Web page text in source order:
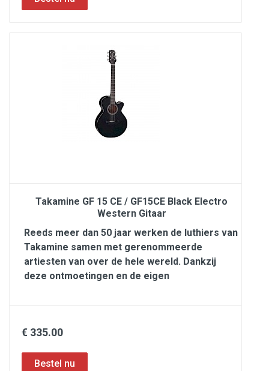
Takamine GF 15 CE / GF15CE Black Electro
Western Gitaar
Reeds meer dan 50 jaar werken de luthiers van
Takamine samen met gerenommeerde
artiesten van over de hele wereld. Dankzij
deze ontmoetingen en de eigen
€ 335.00